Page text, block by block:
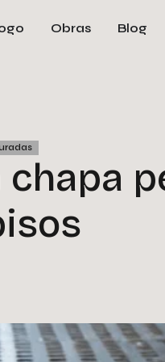
Obras Blog
chapa